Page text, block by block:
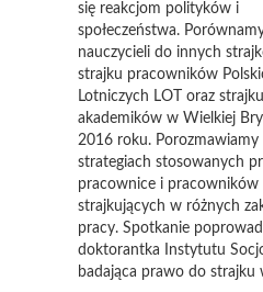
się reakcjom polityków i
społeczeństwa.
nauczycieli do innych
strajku pracowników
Lotniczych LOT oraz strajku
akademików w Wielkiej
2016 roku. Porozmawiamy
strategiach stosowanych
pracownice i pracowników
strajkujących w różnych
pracy. Spotkanie
doktorantka Instytutu
badająca prawo do strajku